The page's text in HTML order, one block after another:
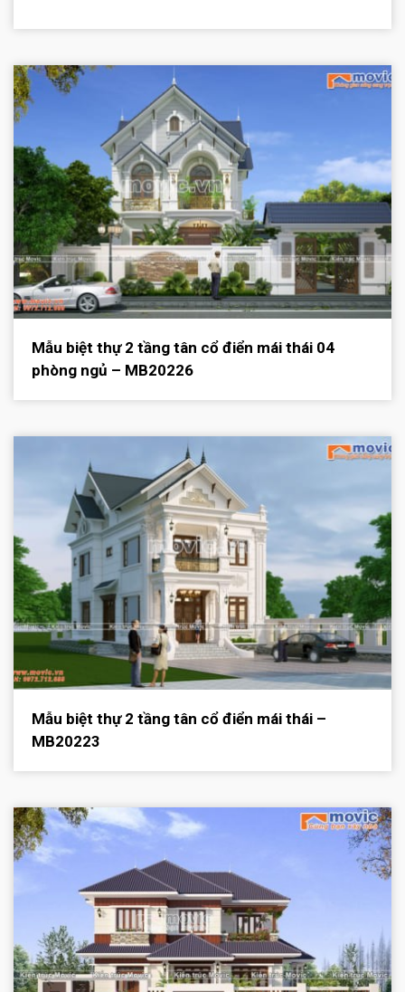
Mẫu biệt thự 2 tầng tân cổ điển mái thái 04
phòng ngủ – MB20226
Mẫu biệt thự 2 tầng tân cổ điển mái thái –
MB20223